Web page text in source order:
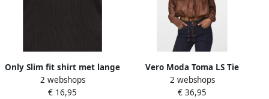
Only Slim fit shirt met lange
mouwen van katoenmix
model 'SARA SHARAI'
2 webshops
€ 16,95
Vero Moda Toma LS Tie
Woven Shirt Dames
2 webshops
€ 36,95